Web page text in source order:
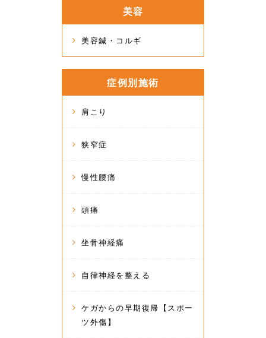
美容
美容鍼・コルギ
症例別施術
肩こり
狭窄症
慢性腰痛
頭痛
坐骨神経痛
自律神経を整える
ケガからの早期復帰【スポー
ツ外傷】